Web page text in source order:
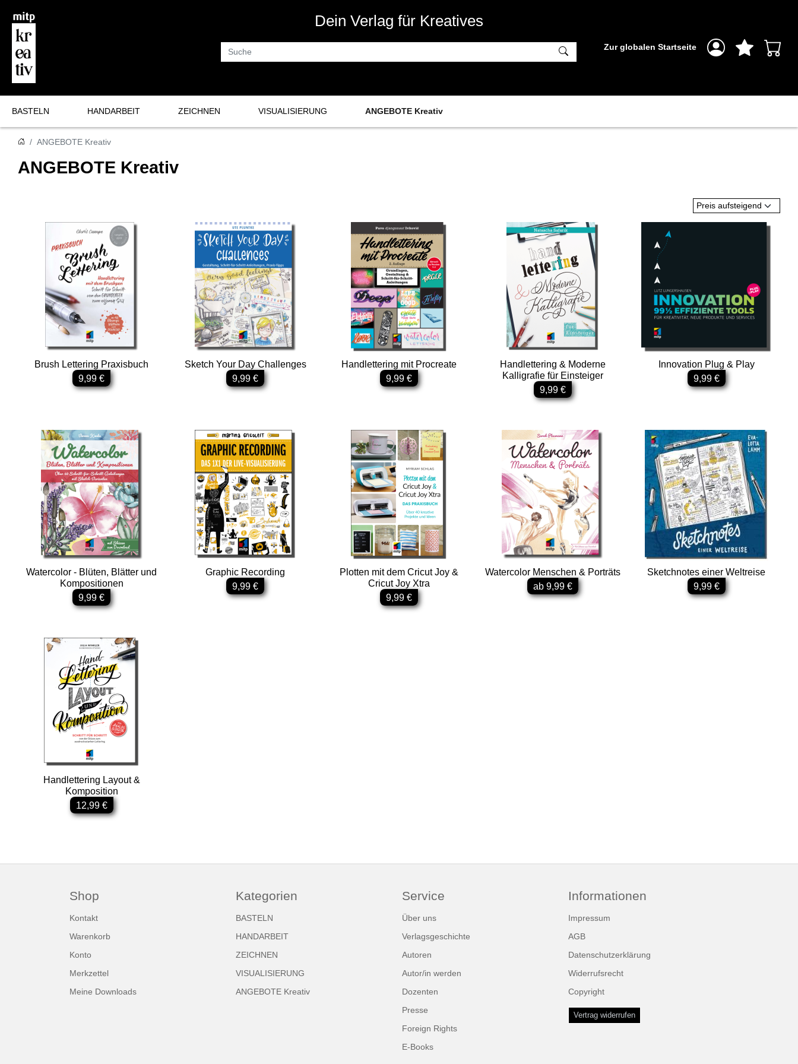
Dein Verlag für Kreatives
Suche Zur globalen Startseite
BASTELN
Basteln
HANDARBEIT ZEICHNEN VISUALISIERUNG ANGEBOTE Kreativ
ANGEBOTE Kreativ
ANGEBOTE Kreativ
Preis aufsteigend
Brush Lettering Praxisbuch
9,99 €
Sketch Your Day Challenges
9,99 €
Handlettering mit Procreate
9,99 €
Handlettering & Moderne
Kalligrafie für Einsteiger
9,99 €
Innovation Plug & Play
9,99 €
Watercolor - Blüten, Blätter und
Kompositionen
9,99 €
Graphic Recording
9,99 €
Plotten mit dem Cricut Joy &
Cricut Joy Xtra
9,99 €
Watercolor Menschen & Porträts
ab 9,99 €
Sketchnotes einer Weltreise
9,99 €
Handlettering Layout &
Komposition
12,99 €
Shop
Kontakt
Warenkorb
Konto
Merkzettel
Meine Downloads
Kategorien
BASTELN
HANDARBEIT
ZEICHNEN
VISUALISIERUNG
ANGEBOTE Kreativ
Service
Über uns
Verlagsgeschichte
Autoren
Autor/in werden
Dozenten
Presse
Foreign Rights
E-Books
Informationen
Impressum
AGB
Datenschutzerklärung
Widerrufsrecht
Copyright
Vertrag widerrufen